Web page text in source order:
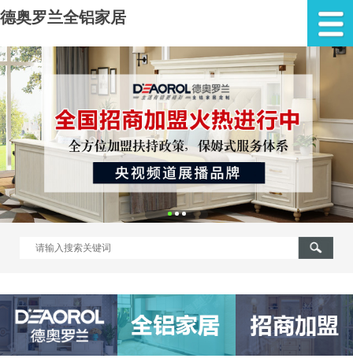
德奥罗兰全铝家居